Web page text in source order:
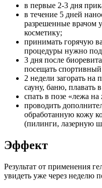
в первые 2-3 дня
в течение 5 дней
разрешенные врачом
косметику;
принимать горячую
процедуры нужно
3 дня после
посещать
2 недели загорать на
сауну, баню, плавать
спать в позе «лежа на
проводить
обработанную кожу
(пилинги, лазерную
Эффект
Результат от применения
увидеть уже через неделю